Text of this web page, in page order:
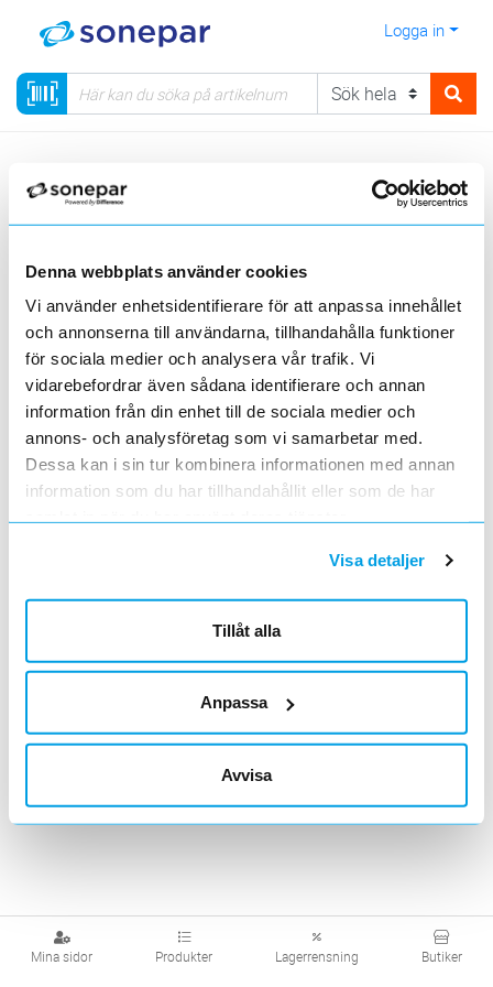
Denna webbplats använder cookies
Vi använder enhetsidentifierare för att anpassa innehållet
och annonserna till användarna, tillhandahålla funktioner
för sociala medier och analysera vår trafik. Vi
vidarebefordrar även sådana identifierare och annan
information från din enhet till de sociala medier och
annons- och analysföretag som vi samarbetar med.
Dessa kan i sin tur kombinera informationen med annan
information som du har tillhandahållit eller som de har
samlat in när du har använt deras tjänster.
Visa detaljer
Tillåt alla
Anpassa
Avvisa
Logga in
Mina sidor Produkter Lagerrensning Butiker
Visa produkter från alla underliggande kategorier
Dosor Doslock Dosstuts
Tillbehör Dosskruv
Visa produkter från alla underliggande kategorier